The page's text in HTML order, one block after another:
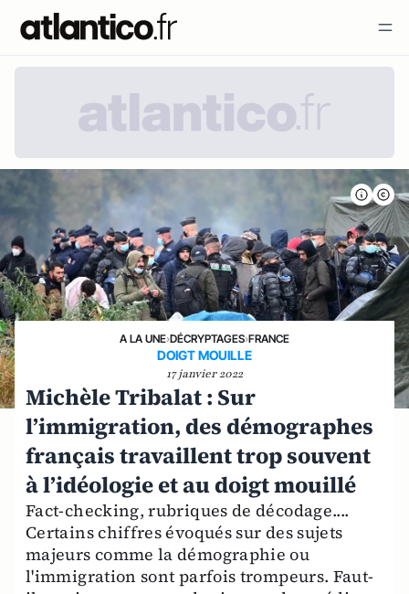
A LA UNE›DÉCRYPTAGES›FRANCE
DOIGT MOUILLE
17 janvier 2022
Michèle Tribalat : Sur
l’immigration, des démographes
français travaillent trop souvent
à l’idéologie et au doigt mouillé
Fact-checking, rubriques de décodage....
Certains chiffres évoqués sur des sujets
majeurs comme la démographie ou
l'immigration sont parfois trompeurs. Faut-